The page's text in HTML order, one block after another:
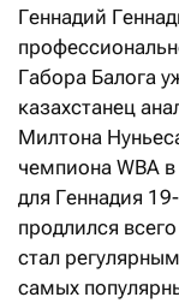
Геннадий
Габора Балога
казахстанец
Милтона
чемпиона WBA
для Геннадия
продлился
стал
самых